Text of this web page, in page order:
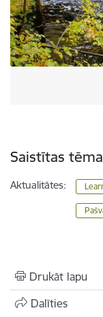
Saistītas
Aktualitātes:
Drukāt lapu
Dalīties